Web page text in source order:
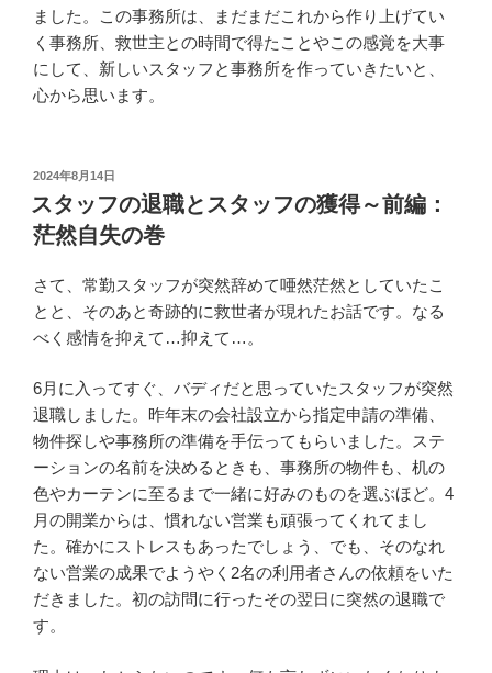
ました。この事務所は、まだまだこれから作り上げてい
く事務所、救世主との時間で得たことやこの感覚を大事
にして、新しいスタッフと事務所を作っていきたいと、
心から思います。
投
稿
日:
2024年8月14日
スタッフの退職とスタッフの獲得～前編：
茫然自失の巻
さて、常勤スタッフが突然辞めて唖然茫然としていたこ
とと、そのあと奇跡的に救世者が現れたお話です。なる
べく感情を抑えて…抑えて…。
6月に入ってすぐ、バディだと思っていたスタッフが突然
退職しました。昨年末の会社設立から指定申請の準備、
物件探しや事務所の準備を手伝ってもらいました。ステ
ーションの名前を決めるときも、事務所の物件も、机の
色やカーテンに至るまで一緒に好みのものを選ぶほど。4
月の開業からは、慣れない営業も頑張ってくれてまし
た。確かにストレスもあったでしょう、でも、そのなれ
ない営業の成果でようやく2名の利用者さんの依頼をいた
だきました。初の訪問に行ったその翌日に突然の退職で
す。